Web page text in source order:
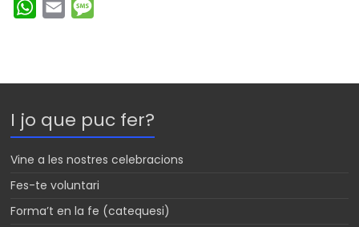
W
A
p
p
g
e
I jo que puc fer?
Vine a les nostres celebracions
Fes-te voluntari
Forma’t en la fe (catequesi)